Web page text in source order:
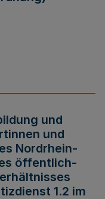
und
und
Nordrhein-
öffentlich-
1.2 im